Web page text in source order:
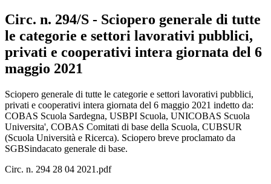
Circ. n. 294/S - Sciopero generale di tutte
le categorie e settori lavorativi pubblici,
privati e cooperativi intera giornata del 6
maggio 2021
Sciopero generale di tutte le categorie e settori lavorativi pubblici,
privati e cooperativi intera giornata del 6 maggio 2021 indetto da:
COBAS Scuola Sardegna, USBPI Scuola, UNICOBAS Scuola
Universita', COBAS Comitati di base della Scuola, CUBSUR
(Scuola Università e Ricerca). Sciopero breve proclamato da
SGBSindacato generale di base.
Circ. n. 294 28 04 2021.pdf